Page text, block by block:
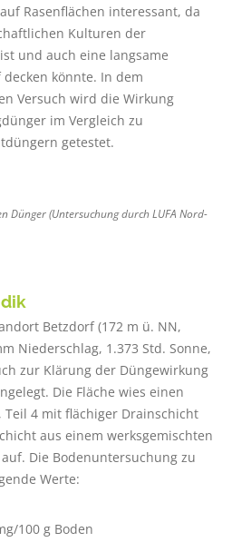
Rasenflächen interessant, da
Kulturen der
und auch eine langsame
könnte. In dem
Versuch wird die Wirkung
im Vergleich zu
getestet.
Dünger (Untersuchung durch LUFA Nord-
Betzdorf (172 m ü. NN,
Niederschlag, 1.373 Std. Sonne,
zur Klärung der Düngewirkung
Die Flä­che­ wies einen
Teil 4 mit flächiger Drainschicht
aus einem werksgemischten
Die Bodenuntersuchung zu
Werte:
100 g Boden